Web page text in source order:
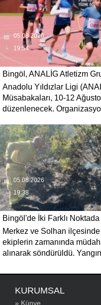
05.08.2026
19:54
Bingöl, ANALİG Atletizm
Yapacak
Anadolu Yıldızlar Ligi
Müsabakaları, 10-12
düzenlenecek.
05.08.2026
19:38
Bingöl'de İki Farklı
Merkez ve Solhan ilçesinde
ekiplerin zamanında
alınarak söndürüldü.
KURUMSAL
» Künye